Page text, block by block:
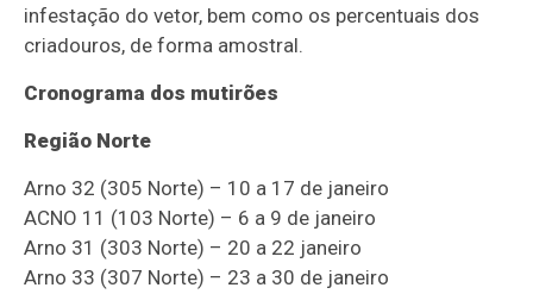
infestação do vetor, bem como os percentuais dos
criadouros, de forma amostral.
Cronograma dos mutirões
Região Norte
Arno 32 (305 Norte) – 10 a 17 de janeiro
ACNO 11 (103 Norte) – 6 a 9 de janeiro
Arno 31 (303 Norte) – 20 a 22 janeiro
Arno 33 (307 Norte) – 23 a 30 de janeiro